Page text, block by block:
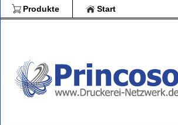
Produkte Start
Blöcke